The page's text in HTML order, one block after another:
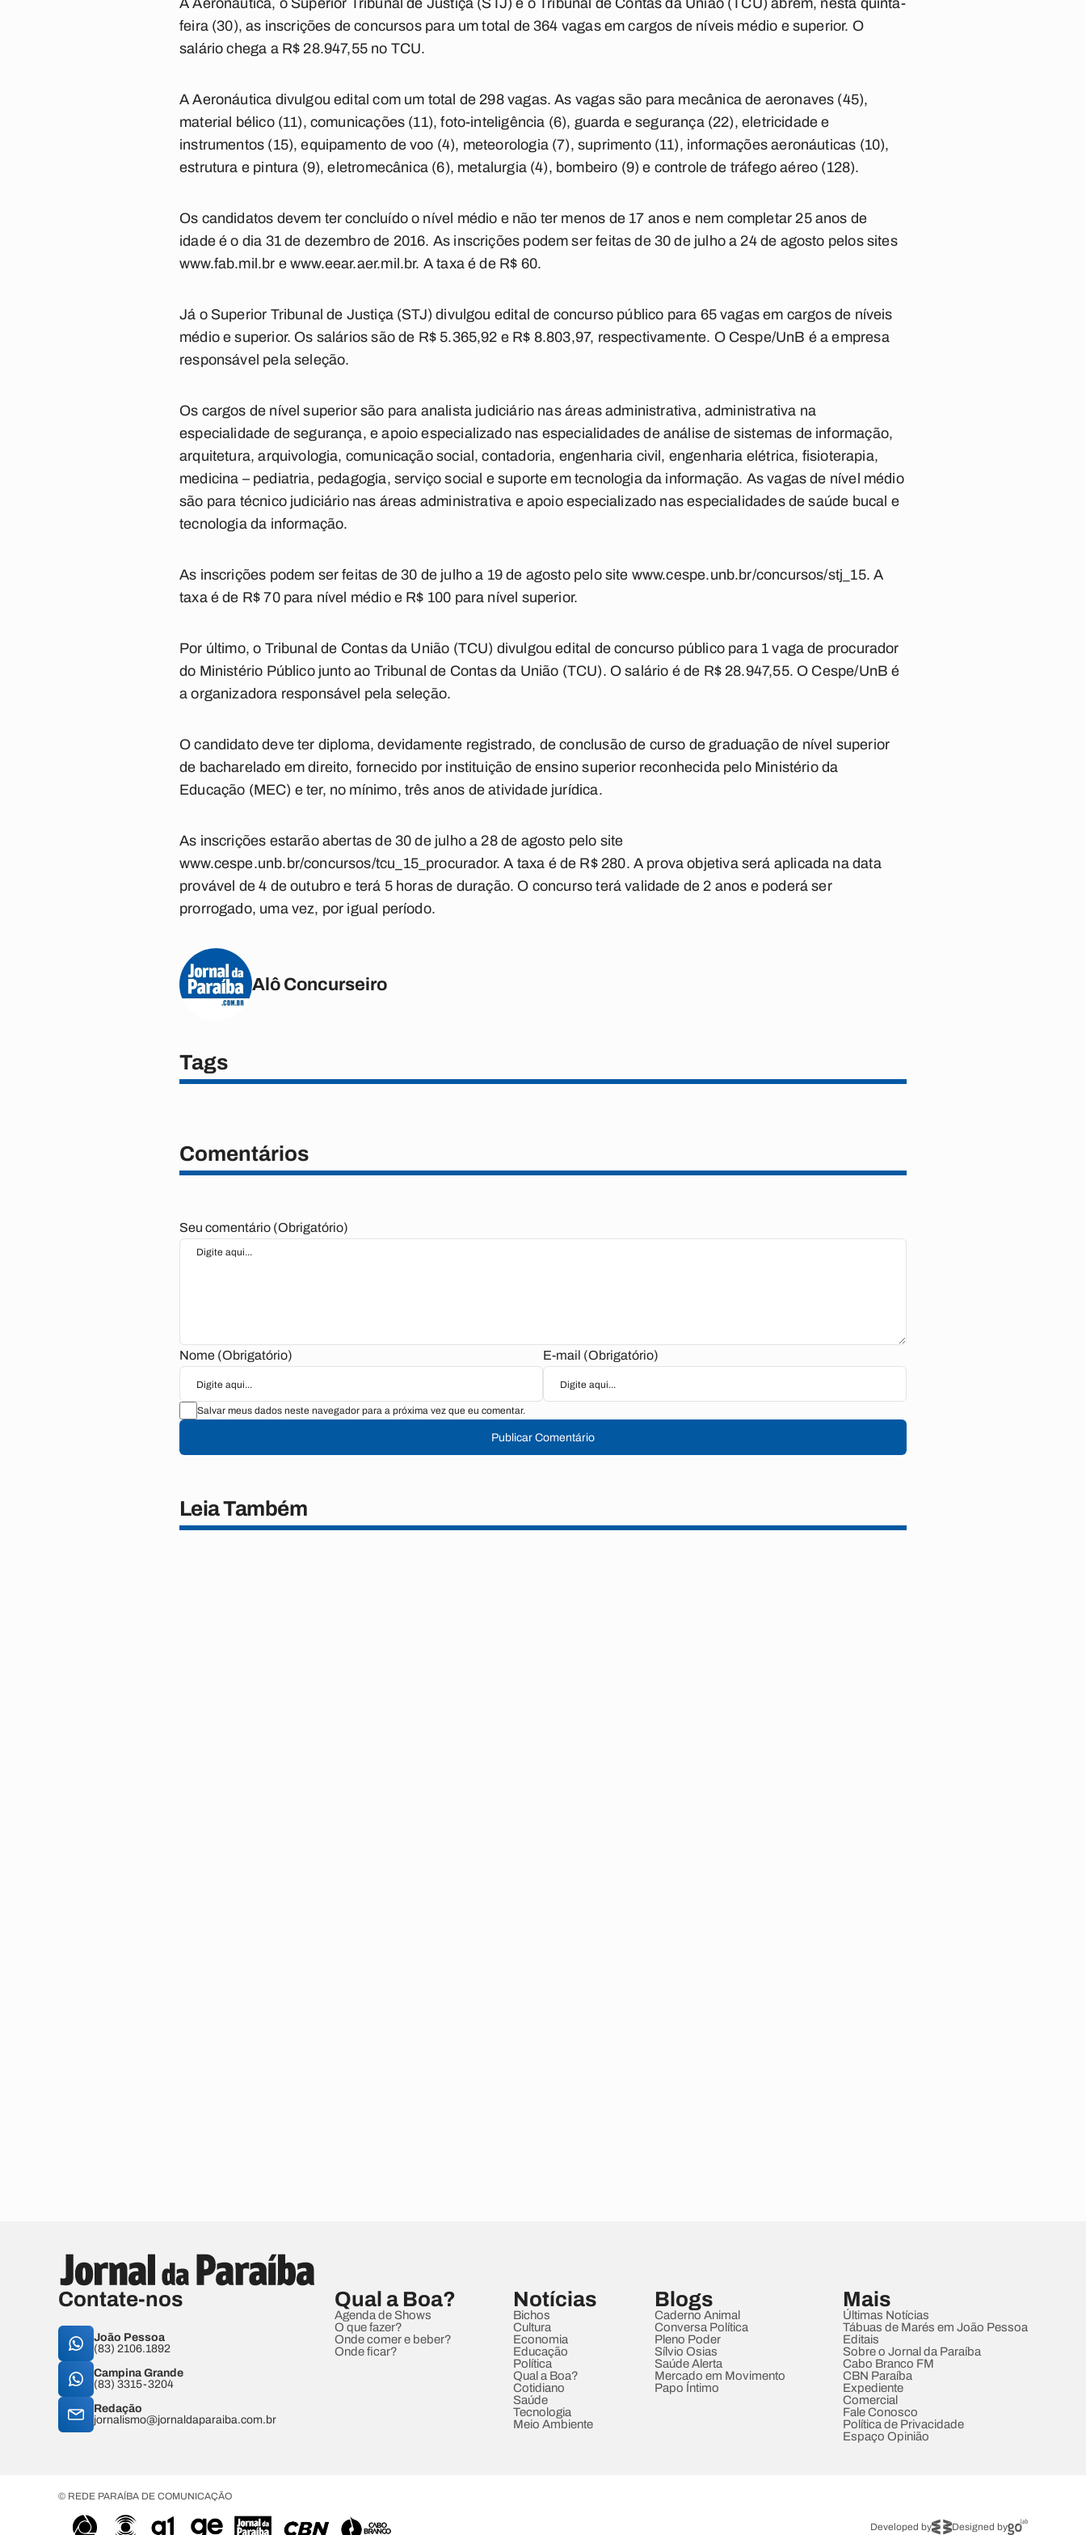
A Aeronáutica, o Superior Tribunal de Justiça (STJ) e o Tribunal de Contas da União (TCU) abrem, nesta quinta-
feira (30), as inscrições de concursos para um total de 364 vagas em cargos de níveis médio e superior. O
salário chega a R$ 28.947,55 no TCU.
A Aeronáutica divulgou edital com um total de 298 vagas. As vagas são para mecânica de aeronaves (45),
material bélico (11), comunicações (11), foto-inteligência (6), guarda e segurança (22), eletricidade e
instrumentos (15), equipamento de voo (4), meteorologia (7), suprimento (11), informações aeronáuticas (10),
estrutura e pintura (9), eletromecânica (6), metalurgia (4), bombeiro (9) e controle de tráfego aéreo (128).
Os candidatos devem ter concluído o nível médio e não ter menos de 17 anos e nem completar 25 anos de
idade é o dia 31 de dezembro de 2016. As inscrições podem ser feitas de 30 de julho a 24 de agosto pelos sites
www.fab.mil.br e www.eear.aer.mil.br. A taxa é de R$ 60.
Já o Superior Tribunal de Justiça (STJ) divulgou edital de concurso público para 65 vagas em cargos de níveis
médio e superior. Os salários são de R$ 5.365,92 e R$ 8.803,97, respectivamente. O Cespe/UnB é a empresa
responsável pela seleção.
Os cargos de nível superior são para analista judiciário nas áreas administrativa, administrativa na
especialidade de segurança, e apoio especializado nas especialidades de análise de sistemas de informação,
arquitetura, arquivologia, comunicação social, contadoria, engenharia civil, engenharia elétrica, fisioterapia,
medicina – pediatria, pedagogia, serviço social e suporte em tecnologia da informação. As vagas de nível médio
são para técnico judiciário nas áreas administrativa e apoio especializado nas especialidades de saúde bucal e
tecnologia da informação.
As inscrições podem ser feitas de 30 de julho a 19 de agosto pelo site www.cespe.unb.br/concursos/stj_15. A
taxa é de R$ 70 para nível médio e R$ 100 para nível superior.
Por último, o Tribunal de Contas da União (TCU) divulgou edital de concurso público para 1 vaga de procurador
do Ministério Público junto ao Tribunal de Contas da União (TCU). O salário é de R$ 28.947,55. O Cespe/UnB é
a organizadora responsável pela seleção.
O candidato deve ter diploma, devidamente registrado, de conclusão de curso de graduação de nível superior
de bacharelado em direito, fornecido por instituição de ensino superior reconhecida pelo Ministério da
Educação (MEC) e ter, no mínimo, três anos de atividade jurídica.
As inscrições estarão abertas de 30 de julho a 28 de agosto pelo site
www.cespe.unb.br/concursos/tcu_15_procurador. A taxa é de R$ 280. A prova objetiva será aplicada na data
provável de 4 de outubro e terá 5 horas de duração. O concurso terá validade de 2 anos e poderá ser
prorrogado, uma vez, por igual período.
Alô Concurseiro
Tags
Comentários
Seu comentário (Obrigatório)
Nome (Obrigatório) E-mail (Obrigatório)
Salvar meus dados neste navegador para a próxima vez que eu comentar.
Publicar Comentário
Leia Também
Contate-nos
João Pessoa
(83) 2106.1892
Campina Grande
(83) 3315-3204
Redação
jornalismo@jornaldaparaiba.com.br
Qual a Boa?
Agenda de Shows
O que fazer?
Onde comer e beber?
Onde ficar?
Notícias
Bichos
Cultura
Economia
Educação
Política
Qual a Boa?
Cotidiano
Saúde
Tecnologia
Meio Ambiente
Blogs
Caderno Animal
Conversa Política
Pleno Poder
Sílvio Osias
Saúde Alerta
Mercado em Movimento
Papo Íntimo
Mais
Últimas Notícias
Tábuas de Marés em João Pessoa
Editais
Sobre o Jornal da Paraíba
Cabo Branco FM
CBN Paraíba
Expediente
Comercial
Fale Conosco
Política de Privacidade
Espaço Opinião
© REDE PARAÍBA DE COMUNICAÇÃO
Developed by Designed by